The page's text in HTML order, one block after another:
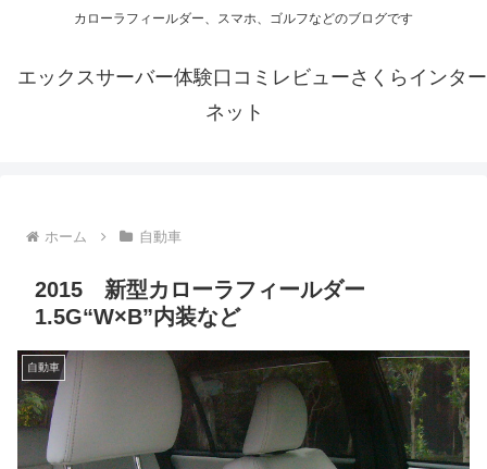
カローラフィールダー、スマホ、ゴルフなどのブログです
エックスサーバー体験口コミレビューさくらインター
ネット
ホーム 自動車
2015 新型カローラフィールダー
1.5G“W×B”内装など
自動車